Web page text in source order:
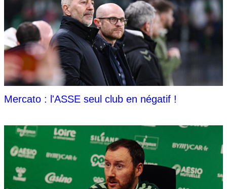
Mercato : l'ASSE seul club en négatif !